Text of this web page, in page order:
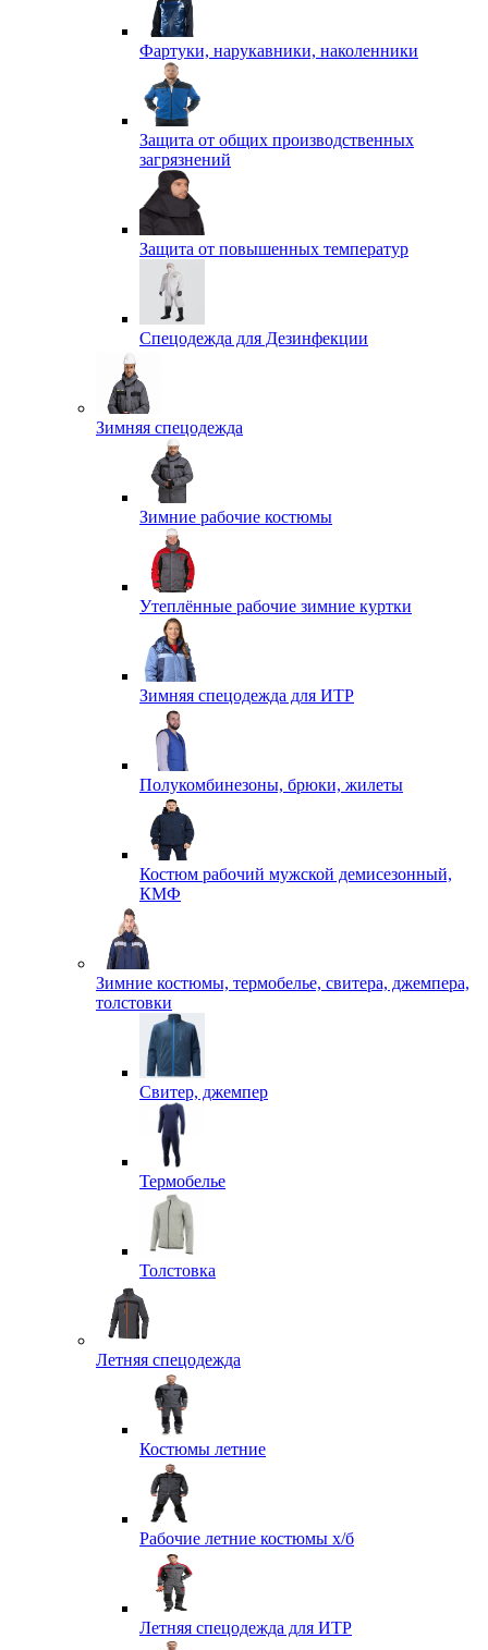
Фартуки, нарукавники, наколенники
Защита от общих производственных
загрязнений
Защита от повышенных температур
Спецодежда для Дезинфекции
Зимняя спецодежда
Зимние рабочие костюмы
Утеплённые рабочие зимние куртки
Зимняя спецодежда для ИТР
Полукомбинезоны, брюки, жилеты
Костюм рабочий мужской демисезонный,
КМФ
Зимние костюмы, термобелье, свитера, джемпера,
толстовки
Свитер, джемпер
Термобелье
Толстовка
Летняя спецодежда
Костюмы летние
Рабочие летние костюмы х/б
Летняя спецодежда для ИТР